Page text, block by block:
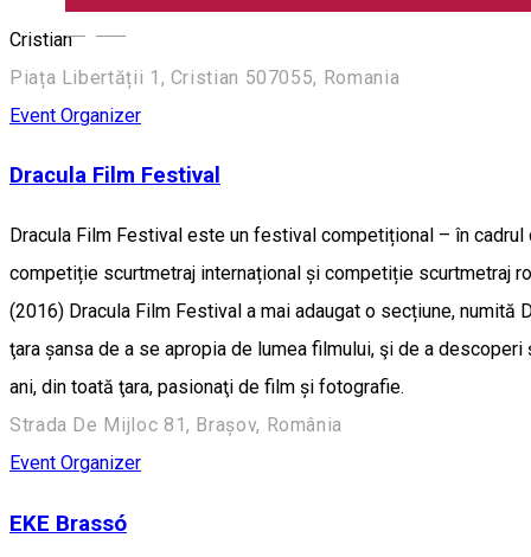
Cristian
Piața Libertății 1, Cristian 507055, Romania
Event Organizer
Dracula Film Festival
Dracula Film Festival este un festival competițional – în
competiție scurtmetraj internațional și competiție scurtmetraj
(2016) Dracula Film Festival a mai adaugat o secțiune,
ţara șansa de a se apropia de lumea filmului, şi de a
ani, din toată ţara, pasionaţi de film și fotografie.
Strada De Mijloc 81, Brașov, România
Event Organizer
EKE Brassó